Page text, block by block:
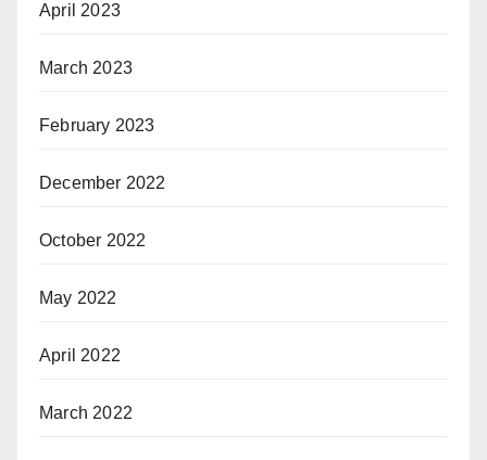
April 2023
March 2023
February 2023
December 2022
October 2022
May 2022
April 2022
March 2022